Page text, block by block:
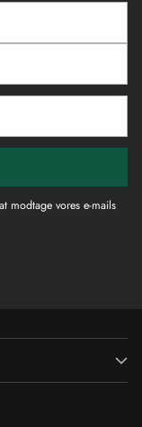
modtage vores e-mails